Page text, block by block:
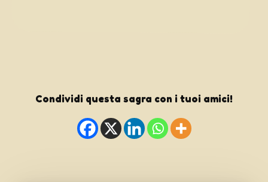
Condividi questa sagra con i tuoi amici!